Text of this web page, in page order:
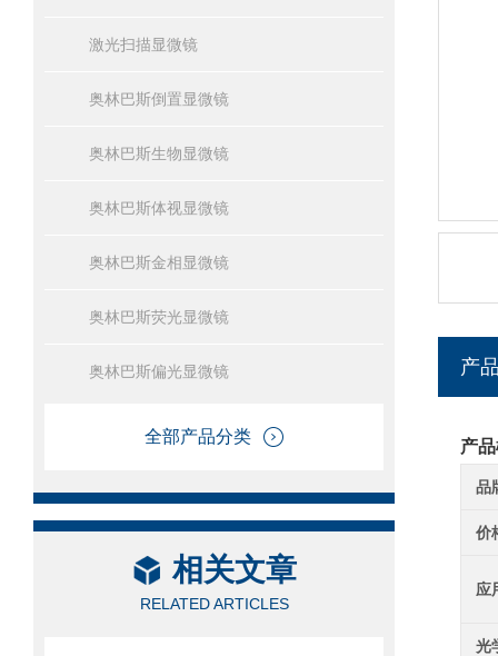
激光扫描显微镜
奥林巴斯倒置显微镜
奥林巴斯生物显微镜
奥林巴斯体视显微镜
奥林巴斯金相显微镜
奥林巴斯荧光显微镜
奥林巴斯偏光显微镜
全部产品分类
相关文章
RELATED ARTICLES
产
产
品
价
应
光